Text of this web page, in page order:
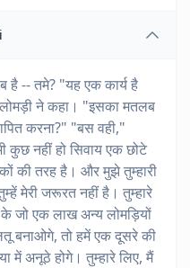
है -- तमे? "यह एक कार्य है
ने कहा। "इसका मतलब
करना?" "बस वही,"
कुछ नहीं हो सिवाय एक छोटे
की तरह है। और मुझे तुम्हारी
मेरी जरूरत नहीं है। तुम्हारे
जो एक लाख अन्य लोमड़ियों
बनाओगे, तो हमें एक दूसरे की
में अनूठे होगे। तुम्हारे लिए, मैं